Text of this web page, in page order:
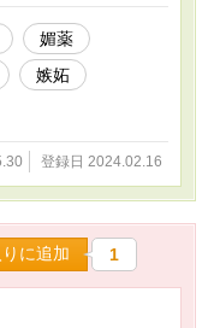
》/KISSIN’ MY
●第3章●
イト・トレンディ
アルベルト
媚薬
嫉妬
登録日 2024.02.16
に追加 1